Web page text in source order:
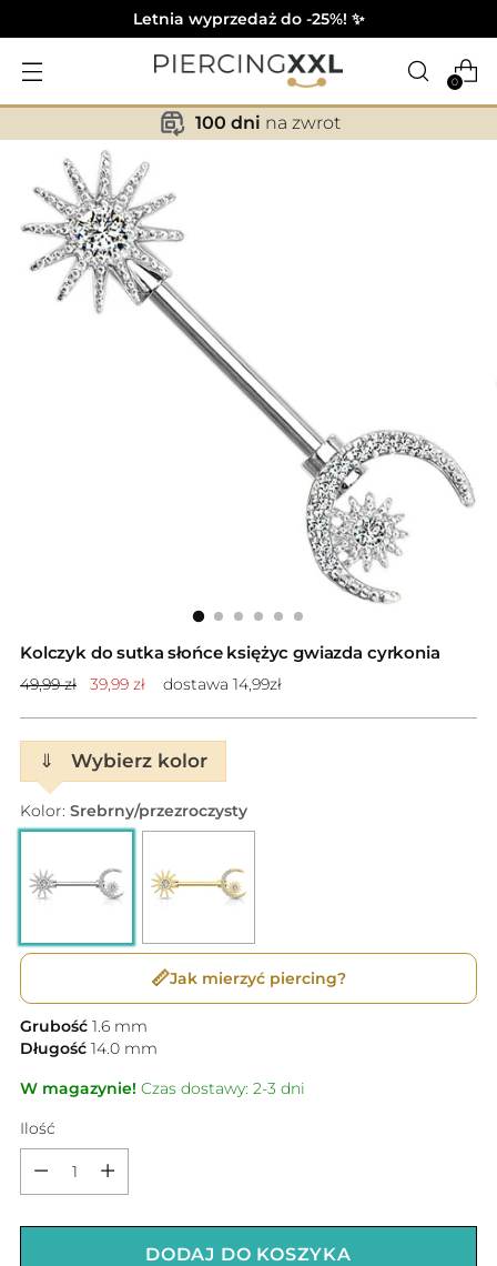
Letnia wyprzedaż do -25%! ✨
0
✕
100 dni na zwrot
Kolczyk do sutka słońce księżyc gwiazda cyrkonia
Cena
49,99 zł 39,99 zł dostawa 14,99zł
⇓ Wybierz kolor
Kolor: Srebrny/przezroczysty
📏Jak mierzyć piercing?
Grubość 1.6 mm
Długość 14.0 mm
W magazynie! Czas dostawy: 2-3 dni
Ilość
DODAJ DO KOSZYKA